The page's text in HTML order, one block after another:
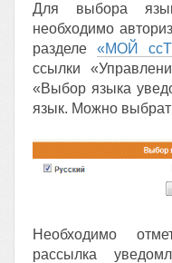
Для выбора
необходимо
разделе«МОЙ
ссылки
«Выбор языка
язык. Можно
Необходимо
рассылка